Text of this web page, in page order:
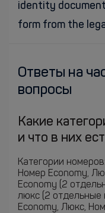
identity
form from the
Ответы на
вопросы
Какие
и что в них
Категории
Номер Economy,
Economy (2
люкс (2 отдельные
Economy, Люкс,